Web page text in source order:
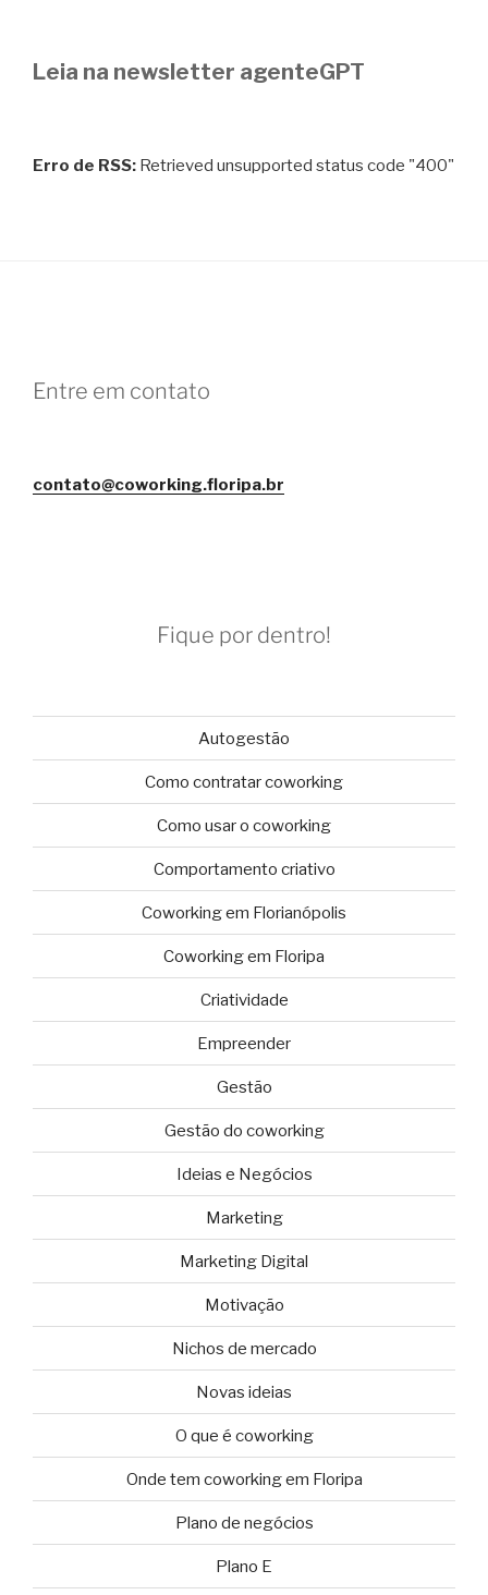
Leia na newsletter agenteGPT
Erro de RSS: Retrieved unsupported status code "400"
Entre em contato
contato@coworking.floripa.br
Fique por dentro!
Autogestão
Como contratar coworking
Como usar o coworking
Comportamento criativo
Coworking em Florianópolis
Coworking em Floripa
Criatividade
Empreender
Gestão
Gestão do coworking
Ideias e Negócios
Marketing
Marketing Digital
Motivação
Nichos de mercado
Novas ideias
O que é coworking
Onde tem coworking em Floripa
Plano de negócios
Plano E